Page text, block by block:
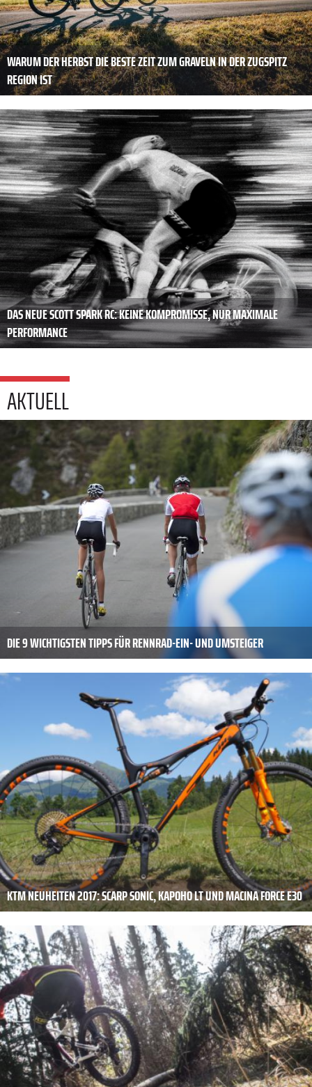
WARUM DER HERBST DIE BESTE ZEIT ZUM GRAVELN IN DER ZUGSPITZ
REGION IST
DAS NEUE SCOTT SPARK RC: KEINE KOMPROMISSE, NUR MAXIMALE
PERFORMANCE
AKTUELL
DIE 9 WICHTIGSTEN TIPPS FÜR RENNRAD-EIN- UND UMSTEIGER
KTM NEUHEITEN 2017: SCARP SONIC, KAPOHO LT UND MACINA FORCE E30